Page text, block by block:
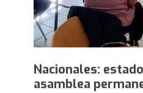
Nacionales:
asamblea